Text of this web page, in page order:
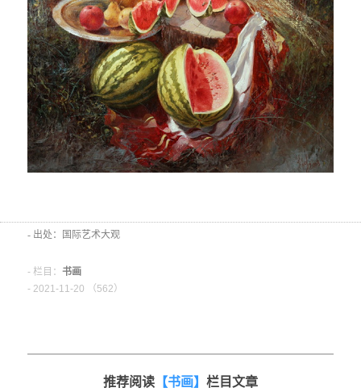
- 出处：国际艺术大观
- 栏目： 书画
- 2021-11-20 （562）
推荐阅读 【书画】 栏目文章